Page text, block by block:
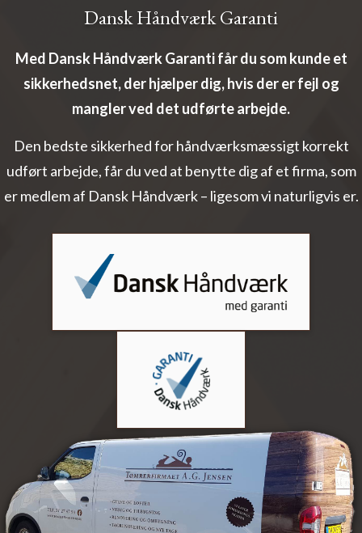
Dansk Håndværk Garanti
Med Dansk Håndværk Garanti får du som kunde et
sikkerhedsnet, der hjælper dig, hvis der er fejl og
mangler ved det udførte arbejde.
Den bedste sikkerhed for håndværksmæssigt korrekt
udført arbejde, får du ved at benytte dig af et firma, som
er medlem af Dansk Håndværk – ligesom vi naturligvis er.